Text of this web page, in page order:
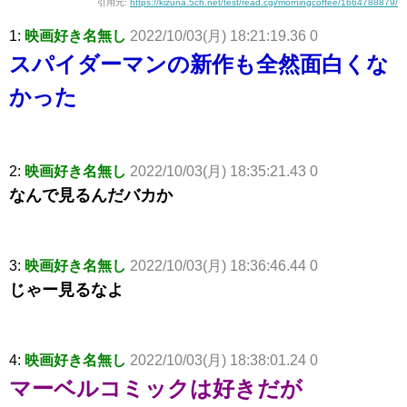
引用元: https://kizuna.5ch.net/test/read.cgi/morningcoffee/1664788879/
1: 映画好き名無し 2022/10/03(月) 18:21:19.36 0
スパイダーマンの新作も全然面白くな
かった
2: 映画好き名無し 2022/10/03(月) 18:35:21.43 0
なんで見るんだバカか
3: 映画好き名無し 2022/10/03(月) 18:36:46.44 0
じゃー見るなよ
4: 映画好き名無し 2022/10/03(月) 18:38:01.24 0
マーベルコミックは好きだが